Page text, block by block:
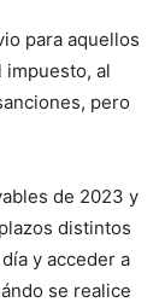
para aquellos
impuesto, al
pero
de 2023 y
distintos
y acceder a
se realice